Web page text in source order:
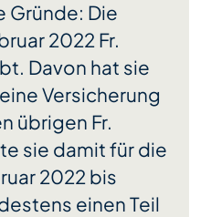
Gründe: Die
2022 Fr.
Davon hat sie
Versicherung
übrigen Fr.
sie damit für die
2022 bis
einen Teil